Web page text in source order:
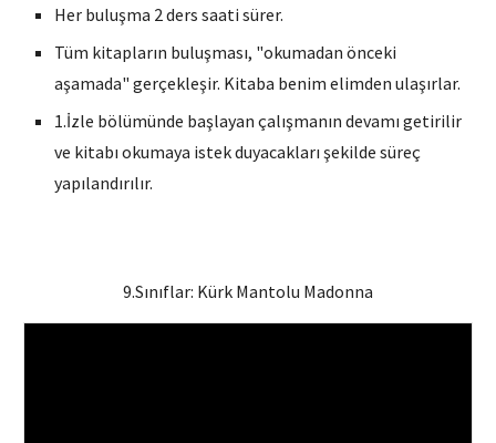
Her buluşma 2 ders saati sürer.
Tüm kitapların buluşması, "okumadan önceki
aşamada" gerçekleşir. Kitaba benim elimden ulaşırlar.
1.İzle bölümünde başlayan çalışmanın devamı getirilir
ve kitabı okumaya istek duyacakları şekilde süreç
yapılandırılır.
9.Sınıflar: Kürk Mantolu Madonna